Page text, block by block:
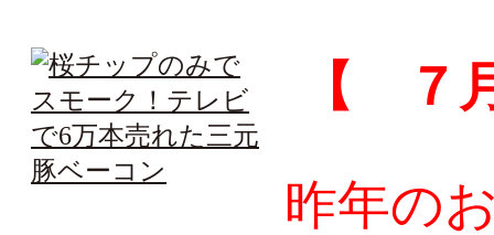
【 ７
昨年の